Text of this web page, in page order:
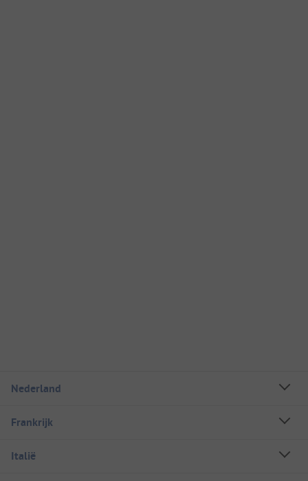
Nederland
Frankrijk
Italië